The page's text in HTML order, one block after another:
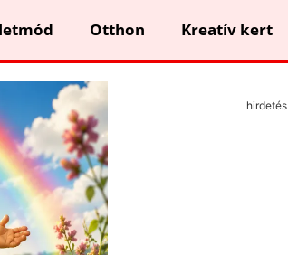
Otthon Kreatív kert
hirdetés